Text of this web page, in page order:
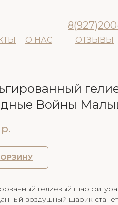
О НАС ОТЗЫВЫ
Войны
р.
гелиевый шар
воздушный шарик